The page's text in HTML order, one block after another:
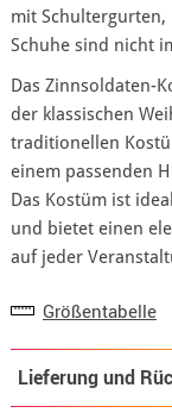
mit Schultergurten,
Schuhe sind nicht
Das Zinnsoldaten-
der klassischen
traditionellen
einem passenden
Das Kostüm ist
und bietet einen
auf jeder
Größentabelle
Lieferung und